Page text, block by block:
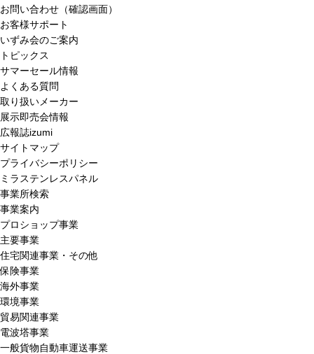
お問い合わせ（確認画面）
お客様サポート
いずみ会のご案内
トピックス
サマーセール情報
よくある質問
取り扱いメーカー
展示即売会情報
広報誌izumi
サイトマップ
プライバシーポリシー
ミラステンレスパネル
事業所検索
事業案内
プロショップ事業
主要事業
住宅関連事業・その他
保険事業
海外事業
環境事業
貿易関連事業
電波塔事業
一般貨物自動車運送事業